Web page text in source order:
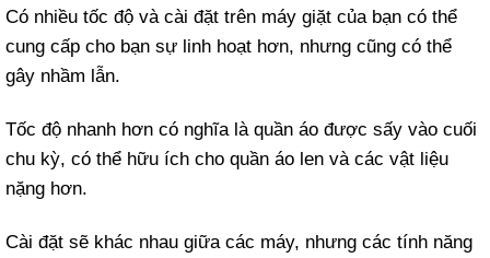
Có nhiều tốc độ và cài đặt trên máy giặt của bạn có thể
cung cấp cho bạn sự linh hoạt hơn, nhưng cũng có thể
gây nhầm lẫn.
Tốc độ nhanh hơn có nghĩa là quần áo được sấy vào cuối
chu kỳ, có thể hữu ích cho quần áo len và các vật liệu
nặng hơn.
Cài đặt sẽ khác nhau giữa các máy, nhưng các tính năng